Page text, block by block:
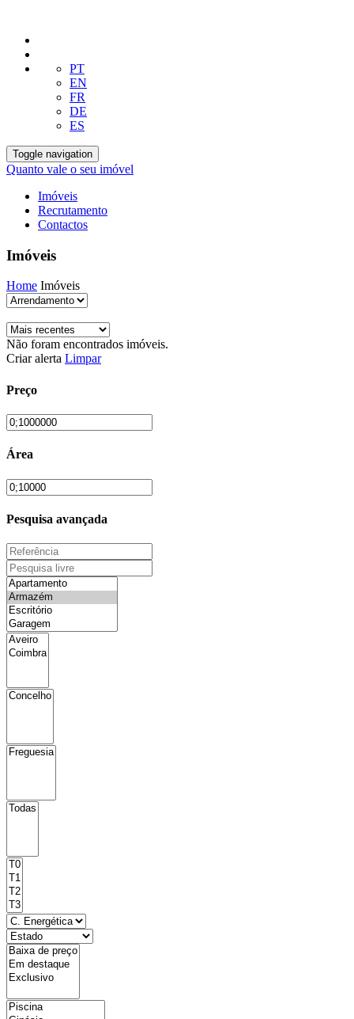
PT
EN
FR
DE
ES
Toggle navigation
Quanto vale o seu imóvel
Imóveis
Recrutamento
Contactos
Imóveis
Home Imóveis
Não foram encontrados imóveis.
Criar alerta Limpar
Preço
Área
Pesquisa avançada